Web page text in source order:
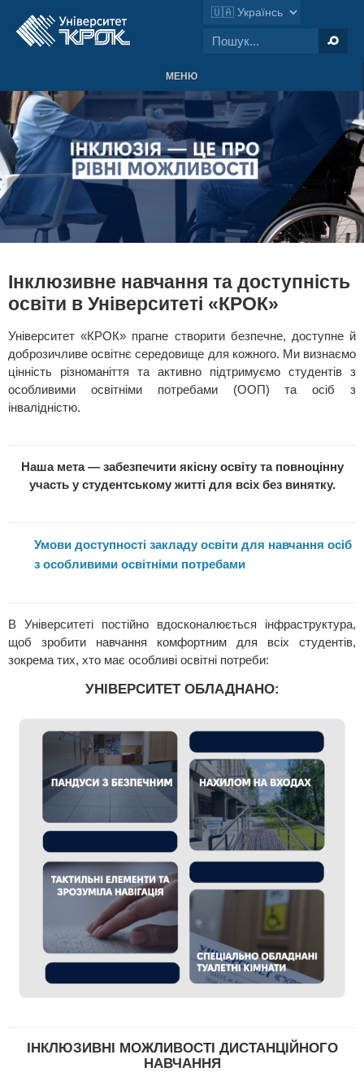
МЕНЮ
Інклюзивне навчання та доступність
освіти в Університеті «КРОК»
Університет «КРОК» прагне створити безпечне, доступне й
доброзичливе освітнє середовище для кожного. Ми визнаємо
цінність різноманіття та активно підтримуємо студентів з
особливими освітніми потребами (ООП) та осіб з
інвалідністю.
Наша мета — забезпечити якісну освіту та повноцінну
участь у студентському житті для всіх без винятку.
Умови доступності закладу освіти для навчання осіб
з особливими освітніми потребами
В Університеті постійно вдосконалюється інфраструктура,
щоб зробити навчання комфортним для всіх студентів,
зокрема тих, хто має особливі освітні потреби:
УНІВЕРСИТЕТ ОБЛАДНАНО:
ІНКЛЮЗИВНІ МОЖЛИВОСТІ ДИСТАНЦІЙНОГО
НАВЧАННЯ